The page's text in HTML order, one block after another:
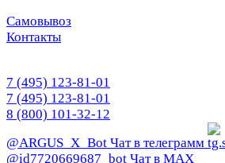
Самовывоз
Контакты
7 (495) 123-81-01
7 (495) 123-81-01
8 (800) 101-32-12
@ARGUS_X_Bot Чат в телеграмм
@id7720669687_bot Чат в МАХ